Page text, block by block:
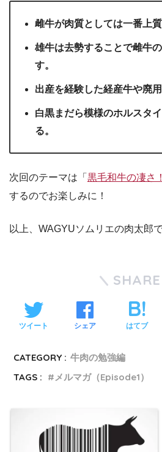
雌牛が肉質としては一番上質
雄牛は去勢することで雌牛
す。
出産を経験した経産牛や廃
白黒まだら模様のホルスタ
る。
次回のテーマは「 黒毛和牛の凄さ
するのでお楽しみに！
以上、WAGYUソムリエの肉太郎
SHARE
ツイート シェア はてブ
CATEGORY : 牛肉の勉強編
TAGS :
メルマガ（Episode1）